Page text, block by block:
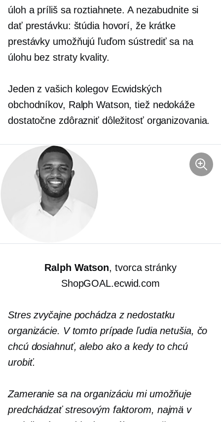
úloh a príliš sa roztiahnete. A nezabudnite si
dať prestávku: štúdia hovorí, že krátke
prestávky umožňujú ľuďom sústrediť sa na
úlohu bez straty kvality.
Jeden z vašich kolegov Ecwidských
obchodníkov, Ralph Watson, tiež nedokáže
dostatočne zdôrazniť dôležitosť organizovania.
Ralph Watson, tvorca stránky
ShopGOAL.ecwid.com
Stres zvyčajne pochádza z nedostatku
organizácie. V tomto prípade ľudia netušia, čo
chcú dosiahnuť, alebo ako a kedy to chcú
urobiť.
Zameranie sa na organizáciu mi umožňuje
predchádzať stresovým faktorom, najmä v